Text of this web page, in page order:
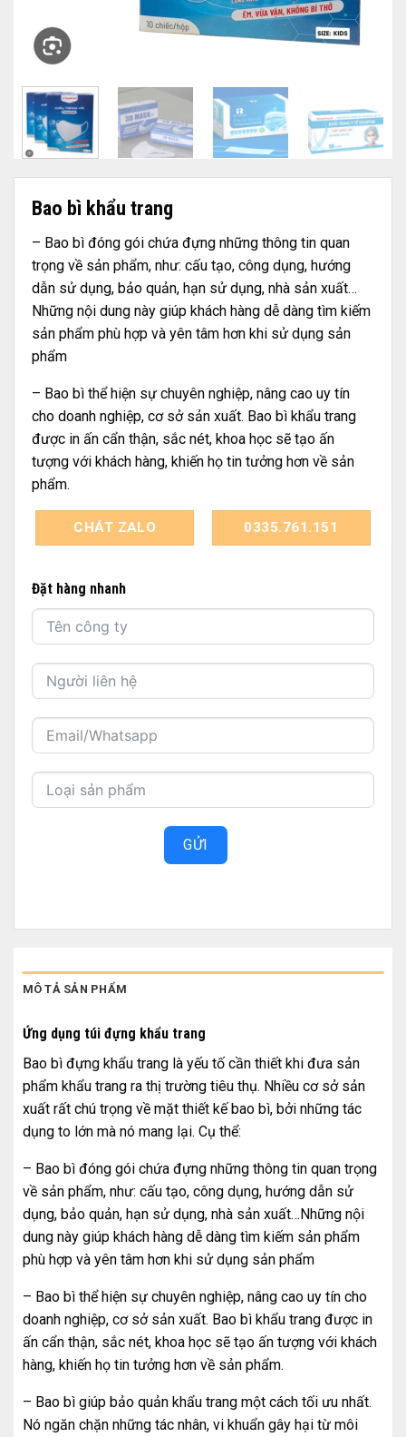
Bao bì khẩu trang
– Bao bì đóng gói chứa đựng những thông tin quan
trọng về sản phẩm, như: cấu tạo, công dụng, hướng
dẫn sử dụng, bảo quản, hạn sử dụng, nhà sản xuất…
Những nội dung này giúp khách hàng dễ dàng tìm kiếm
sản phẩm phù hợp và yên tâm hơn khi sử dụng sản
phẩm
– Bao bì thể hiện sự chuyên nghiệp, nâng cao uy tín
cho doanh nghiệp, cơ sở sản xuất. Bao bì khẩu trang
được in ấn cẩn thận, sắc nét, khoa học sẽ tạo ấn
tượng với khách hàng, khiến họ tin tưởng hơn về sản
phẩm.
CHÁT ZALO 0335.761.151
Đặt hàng nhanh
GỬI
MÔ TẢ SẢN PHẨM
Ứng dụng túi đựng khẩu trang
Bao bì đựng khẩu trang là yếu tố cần thiết khi đưa sản
phẩm khẩu trang ra thị trường tiêu thụ. Nhiều cơ sở sản
xuất rất chú trọng về mặt thiết kế bao bì, bởi những tác
dụng to lớn mà nó mang lại. Cụ thể:
– Bao bì đóng gói chứa đựng những thông tin quan trọng
về sản phẩm, như: cấu tạo, công dụng, hướng dẫn sử
dụng, bảo quản, hạn sử dụng, nhà sản xuất…Những nội
dung này giúp khách hàng dễ dàng tìm kiếm sản phẩm
phù hợp và yên tâm hơn khi sử dụng sản phẩm
– Bao bì thể hiện sự chuyên nghiệp, nâng cao uy tín cho
doanh nghiệp, cơ sở sản xuất. Bao bì khẩu trang được in
ấn cẩn thận, sắc nét, khoa học sẽ tạo ấn tượng với khách
hàng, khiến họ tin tưởng hơn về sản phẩm.
– Bao bì giúp bảo quản khẩu trang một cách tối ưu nhất.
Nó ngăn chặn những tác nhân, vi khuẩn gây hại từ môi